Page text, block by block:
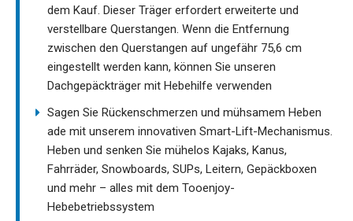
dem Kauf. Dieser Träger erfordert erweiterte und
verstellbare Querstangen. Wenn die Entfernung
zwischen den Querstangen auf ungefähr 75,6 cm
eingestellt werden kann, können Sie unseren
Dachgepäckträger mit Hebehilfe verwenden
Sagen Sie Rückenschmerzen und mühsamem Heben
ade mit unserem innovativen Smart-Lift-Mechanismus.
Heben und senken Sie mühelos Kajaks, Kanus,
Fahrräder, Snowboards, SUPs, Leitern, Gepäckboxen
und mehr – alles mit dem Tooenjoy-
Hebebetriebssystem